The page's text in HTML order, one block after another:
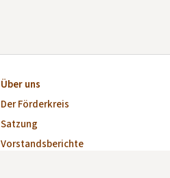
Über uns
Der Förderkreis
Satzung
Vorstandsberichte